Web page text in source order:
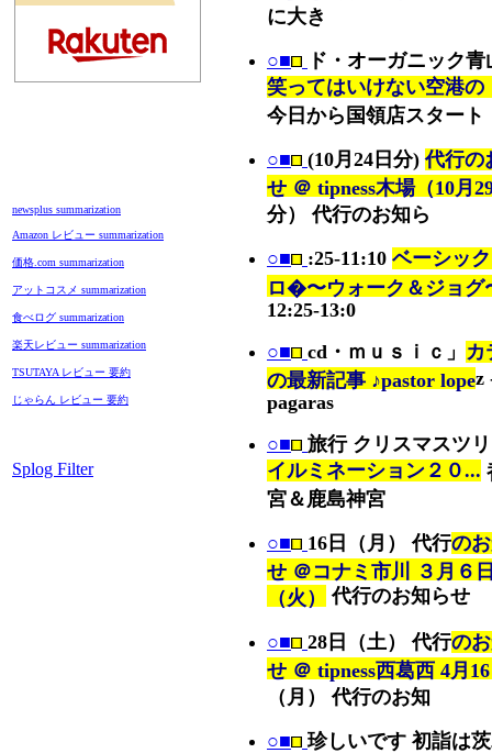
newsplus summarization
Amazon レビュー summarization
価格.com summarization
アットコスメ summarization
食べログ summarization
楽天レビュー summarization
TSUTAYA レビュー 要約
じゃらん レビュー 要約
Splog Filter
に大き
○■
ド・オーガニック
笑ってはいけない空港の
今日から国領店スタート
○■ (10月24日分)代行の
せ ＠ tipness木場（10月
分） 代行のお知ら
○■ :25-11:10 ベーシッ
ロ�〜ウォーク＆ジョグ
12:25-13:0
○■ cd・ｍｕｓｉｃ」 カ
の最新記事 ♪pastor lopez
pagaras
○■
旅行 クリスマスツ
イルミネーション２０...
宮＆鹿島神宮
○■ 16日（月） 代行の
せ ＠コナミ市川 ３月６
（火）
代行のお知らせ
○■ 28日（土） 代行の
せ ＠ tipness西葛西 4月
（月） 代行のお知
○■ 珍しいです 初詣は